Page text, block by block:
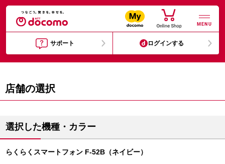
MENU
サポート ログインする
店舗の選択
選択した機種・カラー
らくらくスマートフォン F-52B（ネイビー）